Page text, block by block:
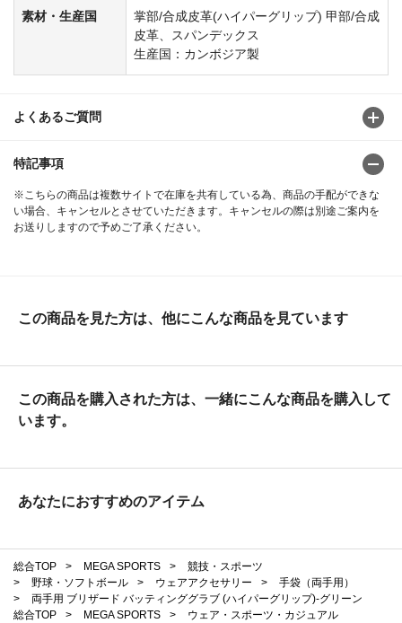
素材・生産国
掌部/合成皮革(ハイパーグリップ) 甲部/合成
皮革、スパンデックス
生産国：カンボジア製
よくあるご質問
特記事項
※こちらの商品は複数サイトで在庫を共有している為、商品の手配ができな
い場合、キャンセルとさせていただきます。キャンセルの際は別途ご案内を
お送りしますので予めご了承ください。
この商品を見た方は、他にこんな商品を見ています
この商品を購入された方は、一緒にこんな商品を購入して
います。
あなたにおすすめのアイテム
総合TOP > MEGA SPORTS >
競技・スポーツ
>
野球・ソフトボール > ウェアアクセサリー >
手袋（両手用）
>
両手用 ブリザード バッティンググラブ (ハイパーグリップ)-グリーン
総合TOP
> MEGA SPORTS >
ウェア・スポーツ・カジュアル